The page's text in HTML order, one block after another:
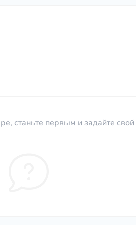
станьте первым и задайте